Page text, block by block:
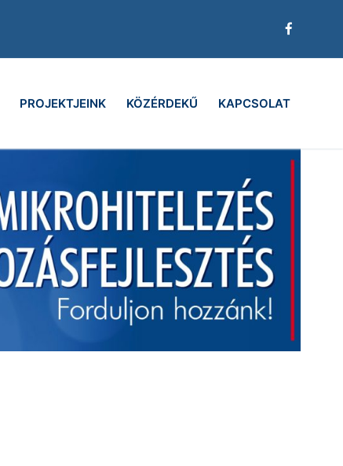
PROJEKTJEINK KÖZÉRDEKŰ KAPCSOLAT